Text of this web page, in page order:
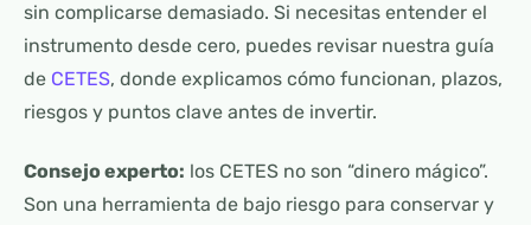
sin complicarse demasiado. Si necesitas entender el
instrumento desde cero, puedes revisar nuestra guía
de CETES, donde explicamos cómo funcionan, plazos,
riesgos y puntos clave antes de invertir.
Consejo experto: los CETES no son “dinero mágico”.
Son una herramienta de bajo riesgo para conservar y